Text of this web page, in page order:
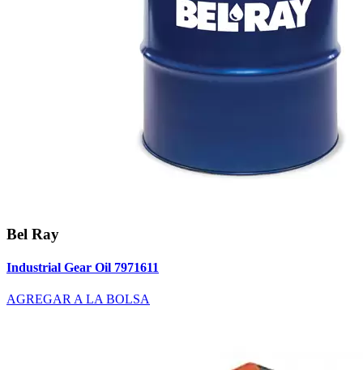
Bel Ray
Industrial Gear Oil 7971611
AGREGAR A LA BOLSA